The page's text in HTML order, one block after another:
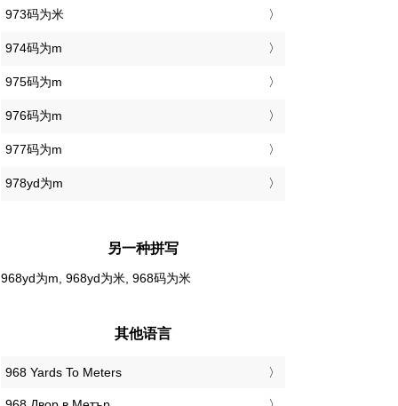
973码为米
974码为m
975码为m
976码为m
977码为m
978yd为m
另一种拼写
968yd为m, 968yd为米, 968码为米
其他语言
‎968 Yards To Meters